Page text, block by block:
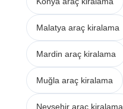
Malatya araç kiralama
Mardin araç kiralama
Muğla araç kiralama
Nevşehir araç kiralama